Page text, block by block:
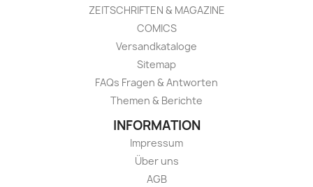
ZEITSCHRIFTEN & MAGAZINE
COMICS
Versandkataloge
Sitemap
FAQs Fragen & Antworten
Themen & Berichte
INFORMATION
Impressum
Über uns
AGB